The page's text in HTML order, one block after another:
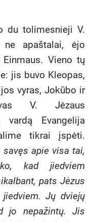
du tolimesnieji V.
apaštalai, ėjo
Vieno tų
jis buvo Kleopas,
vyras, Jokūbo ir
V. Jėzaus
vardą Evangelija
tikrai įspėti.
apie visa tai,
kad jiedviem
pats Jėzus
Jų dviejų
jo nepažintų. Jis